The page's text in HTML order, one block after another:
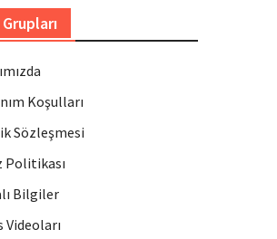
Koşulları
Sözleşmesi
Politikası
Bilgiler
Videoları